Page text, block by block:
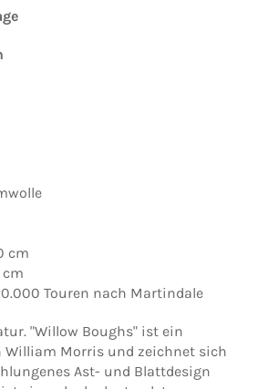
cm
cm
Touren nach Martindale
"Willow Boughs" ist ein
William Morris und zeichnet sich
Ast- und Blattdesign